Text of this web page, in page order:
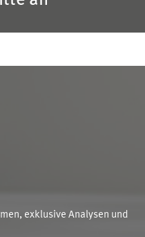
exklusive Analysen und